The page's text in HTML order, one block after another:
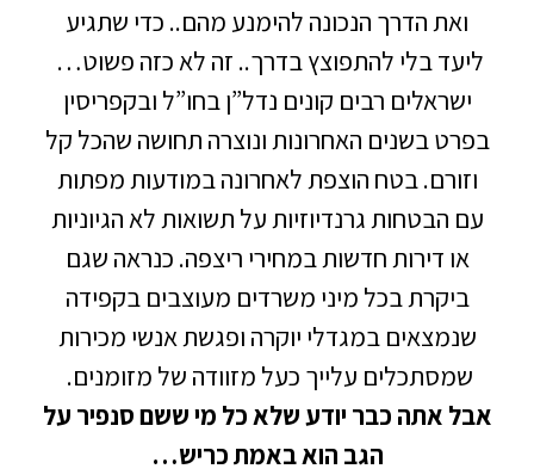
ואת הדרך הנכונה להימנע מהם.. כדי שתגיע
בלי להתפוצץ בדרך.. זה לא כזה פשוט…
רבים קונים נדל”ן בחו”ל ובקפריסין
בשנים האחרונות ונוצרה תחושה שהכל קל
בטח הוצפת לאחרונה במודעות מפתות
הבטחות גרנדיוזיות על תשואות לא הגיוניות
או דירות חדשות במחירי ריצפה. כנראה שגם
ביקרת בכל מיני משרדים מעוצבים בקפידה
במגדלי יוקרה ופגשת אנשי מכירות
עלייך כעל מזוודה של מזומנים.
אתה כבר יודע ש לא כל מי ששם סנפיר על
הגב הוא באמת כריש…